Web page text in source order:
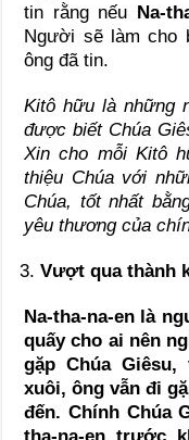
tin rằng nếu Na-
Người sẽ làm cho
ông đã tin.
Kitô hữu là những
được biết Chúa
Xin cho mỗi Kitô
thiệu Chúa với
Chúa, tốt nhất
yêu thương của
Vượt qua thành
Na-tha-na-en là
quấy cho ai nên
gặp Chúa
xuôi, ông vẫn đi
đến. Chính Chúa
tha-na-en trước